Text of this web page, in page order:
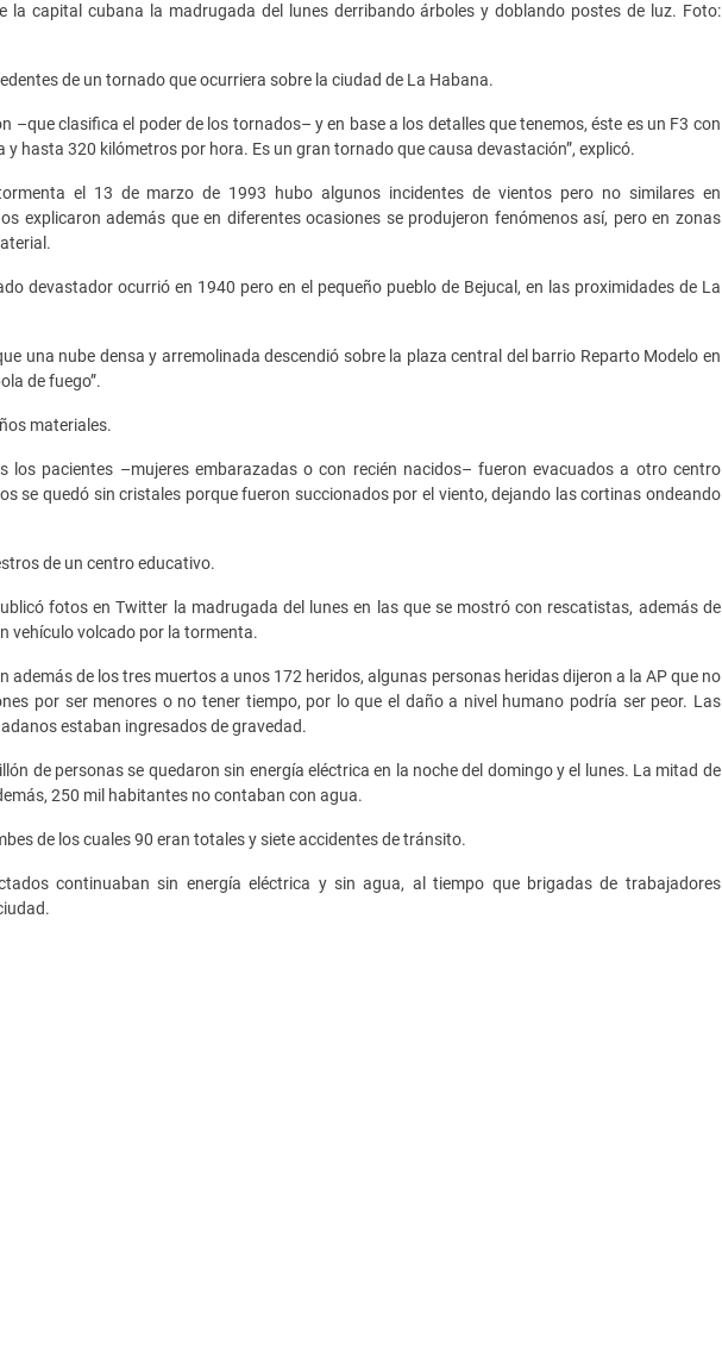
la capital cubana la madrugada del lunes derribando árboles y doblando postes de luz. Foto:
de un tornado que ocurriera sobre la ciudad de La Habana.
–que clasifica el poder de los tornados– y en base a los detalles que tenemos, éste es un F3 con
hasta 320 kilómetros por hora. Es un gran tornado que causa devastación”, explicó.
el 13 de marzo de 1993 hubo algunos incidentes de vientos pero no similares en
explicaron además que en diferentes ocasiones se produjeron fenómenos así, pero en zonas
devastador ocurrió en 1940 pero en el pequeño pueblo de Bejucal, en las proximidades de La
una nube densa y arremolinada descendió sobre la plaza central del barrio Reparto Modelo en
de fuego”.
materiales.
los pacientes –mujeres embarazadas o con recién nacidos– fueron evacuados a otro centro
se quedó sin cristales porque fueron succionados por el viento, dejando las cortinas ondeando
de un centro educativo.
fotos en Twitter la madrugada del lunes en las que se mostró con rescatistas, además de
vehículo volcado por la tormenta.
además de los tres muertos a unos 172 heridos, algunas personas heridas dijeron a la AP que no
por ser menores o no tener tiempo, por lo que el daño a nivel humano podría ser peor. Las
estaban ingresados de gravedad.
de personas se quedaron sin energía eléctrica en la noche del domingo y el lunes. La mitad de
250 mil habitantes no contaban con agua.
de los cuales 90 eran totales y siete accidentes de tránsito.
continuaban sin energía eléctrica y sin agua, al tiempo que brigadas de trabajadores